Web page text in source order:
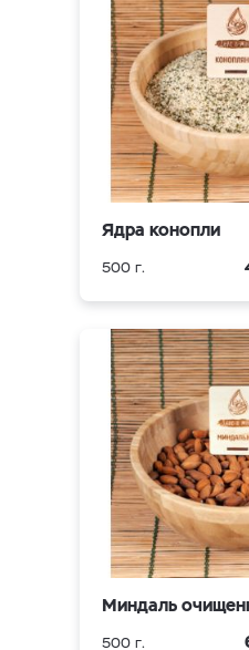
Ядра конопли
500 г.
Миндаль
500 г.